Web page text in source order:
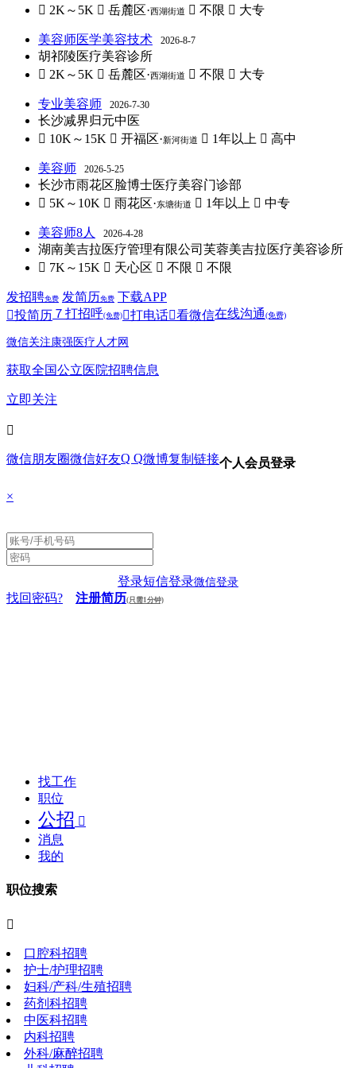
 2K～5K  岳麓区·西湖街道  不限  大专
美容师医学美容技术 2026-8-7
胡祁陵医疗美容诊所
 2K～5K  岳麓区·西湖街道  不限  大专
专业美容师 2026-7-30
长沙减界归元中医
 10K～15K  开福区·新河街道  1年以上  高中
美容师 2026-5-25
长沙市雨花区脸博士医疗美容门诊部
 5K～10K  雨花区·东塘街道  1年以上  中专
美容师8人 2026-4-28
湖南美吉拉医疗管理有限公司芙蓉美吉拉医疗美容诊所
 7K～15K  天心区  不限  不限
发招聘免费 发简历免费 下载APP
投简历 ７ 打招呼(免费) 打电话看微信在线沟通(免费)
微信关注康强医疗人才网
获取全国公立医院招聘信息
立即关注

微信朋友圈微信好友Q Q微博复制链接个人会员登录
×
登录短信登录微信登录
找回密码? 注册简历(只需1分钟)
找工作
职位
公招 
消息
我的
职位搜索

口腔科招聘
护士/护理招聘
妇科/产科/生殖招聘
药剂科招聘
中医科招聘
内科招聘
外科/麻醉招聘